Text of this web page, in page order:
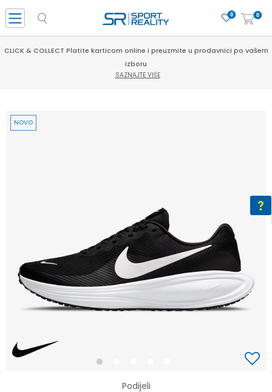
0
0
CLICK & COLLECT Platite karticom online i preuzmite u prodavnici po vašem
izboru
SAZNAJTE VIŠE
1
NOVO
Podijeli